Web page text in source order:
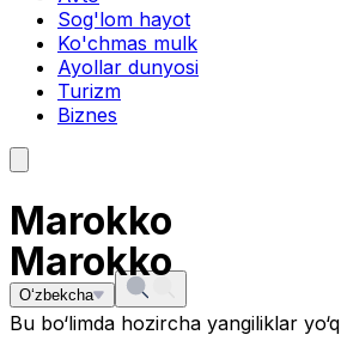
Sog'lom hayot
Ko'chmas mulk
Ayollar dunyosi
Turizm
Biznes
Marokko
O‘zbekcha
Marokko
Bu bo‘limda hozircha yangiliklar yo‘q